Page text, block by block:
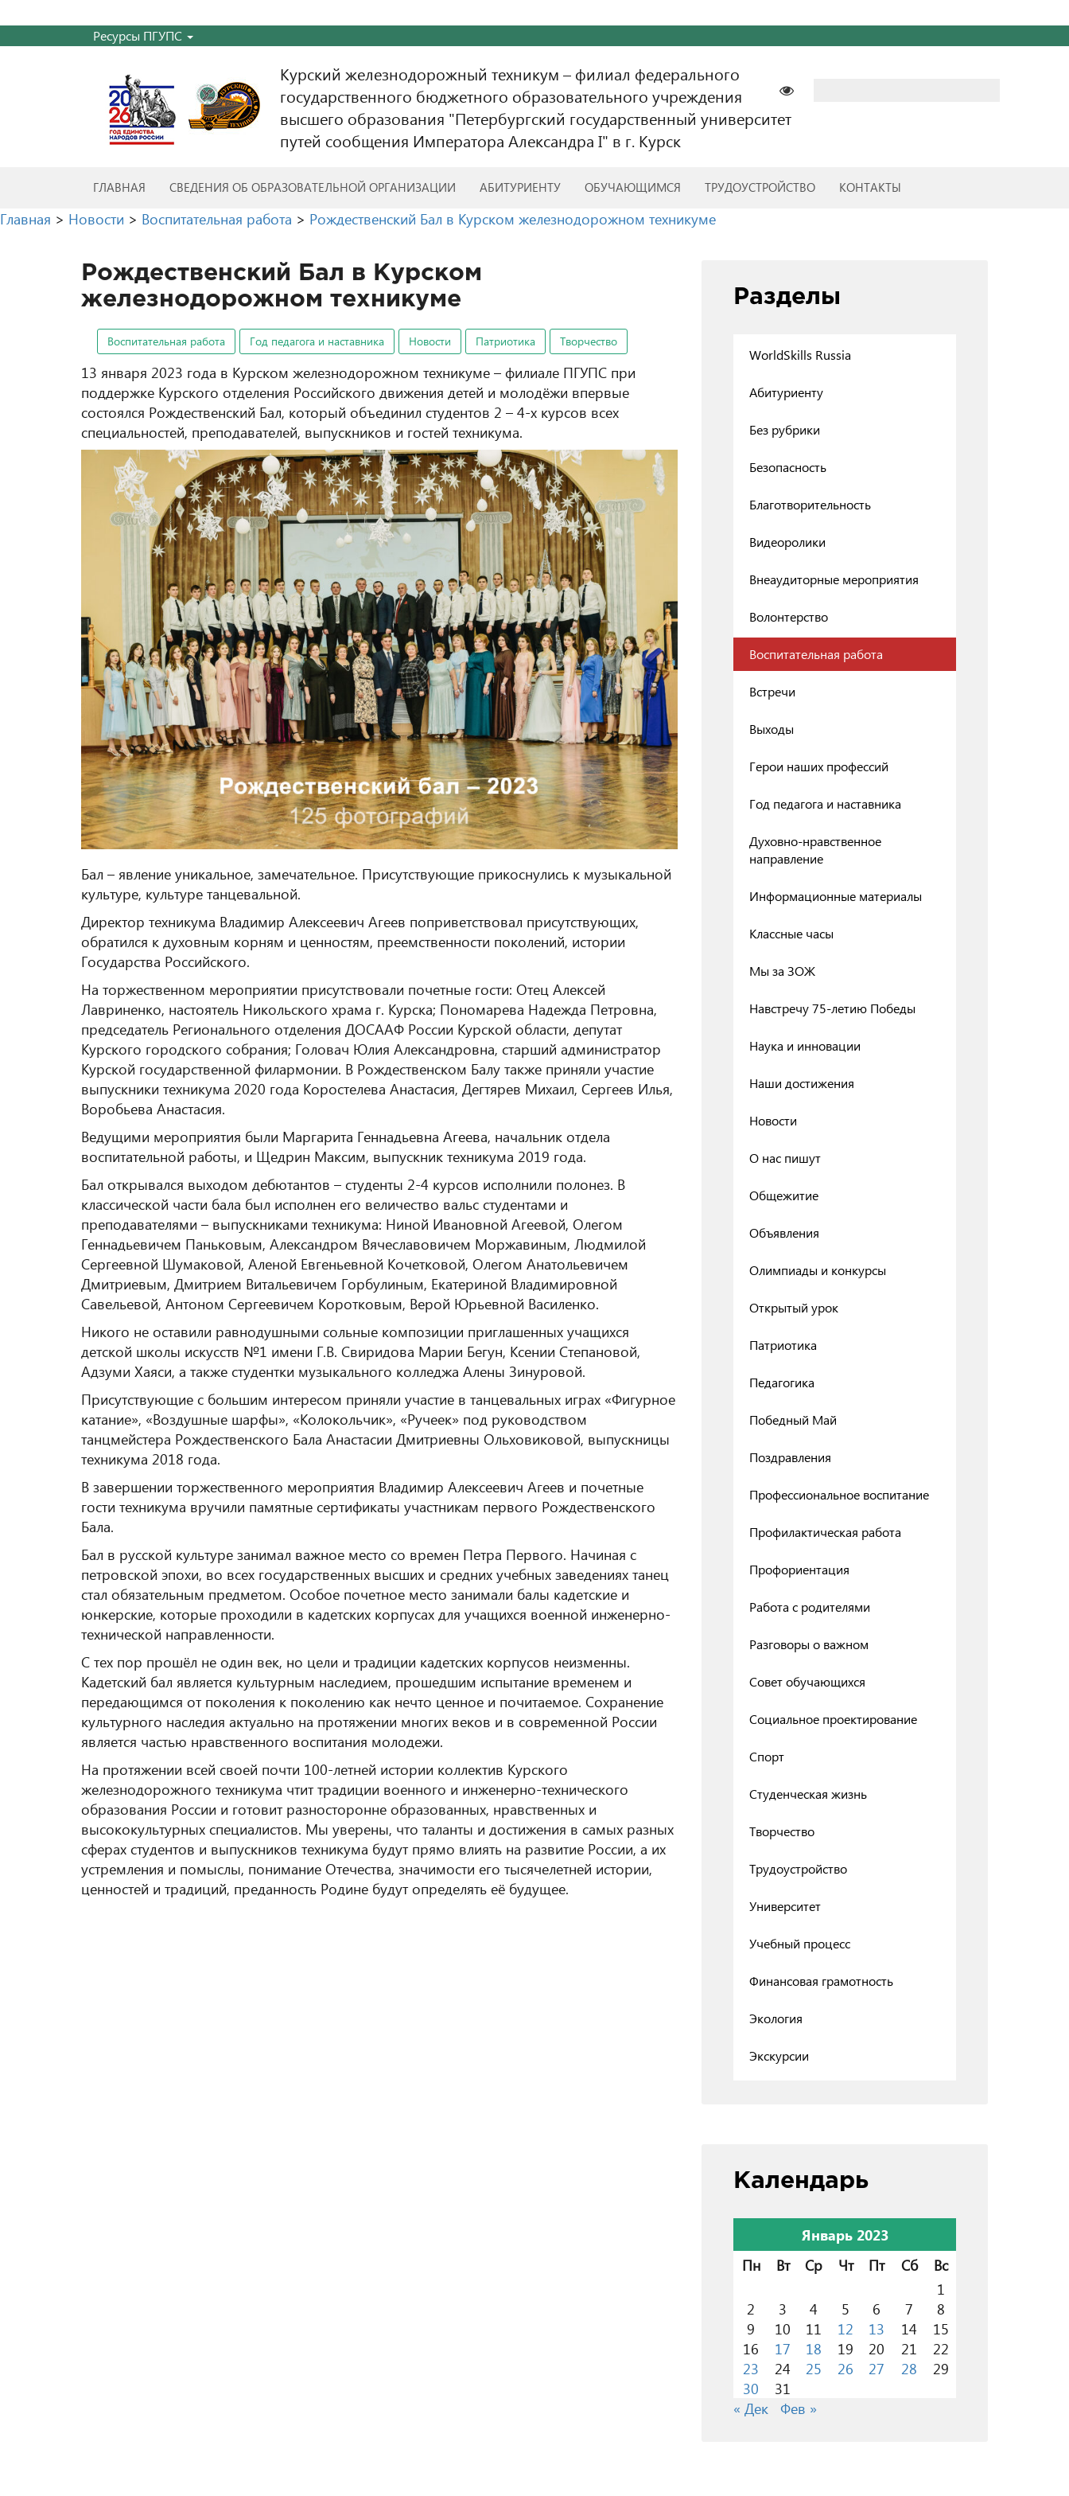
Ресурсы ПГУПС
Курский железнодорожный техникум – филиал федерального
государственного бюджетного образовательного учреждения
высшего образования "Петербургский государственный университет
путей сообщения Императора Александра I" в г. Курск
ГЛАВНАЯ СВЕДЕНИЯ ОБ ОБРАЗОВАТЕЛЬНОЙ ОРГАНИЗАЦИИ АБИТУРИЕНТУ ОБУЧАЮЩИМСЯ ТРУДОУСТРОЙСТВО КОНТАКТЫ
Главная > Новости > Воспитательная работа > Рождественский Бал в Курском железнодорожном техникуме
Рождественский Бал в Курском
железнодорожном техникуме
Воспитательная работа Год педагога и наставника Новости Патриотика Творчество
13 января 2023 года в Курском железнодорожном техникуме – филиале ПГУПС при
поддержке Курского отделения Российского движения детей и молодёжи впервые
состоялся Рождественский Бал, который объединил студентов 2 – 4-х курсов всех
специальностей, преподавателей, выпускников и гостей техникума.
Бал – явление уникальное, замечательное. Присутствующие прикоснулись к музыкальной
культуре, культуре танцевальной.
Директор техникума Владимир Алексеевич Агеев поприветствовал присутствующих,
обратился к духовным корням и ценностям, преемственности поколений, истории
Государства Российского.
На торжественном мероприятии присутствовали почетные гости: Отец Алексей
Лавриненко, настоятель Никольского храма г. Курска; Пономарева Надежда Петровна,
председатель Регионального отделения ДОСААФ России Курской области, депутат
Курского городского собрания; Головач Юлия Александровна, старший администратор
Курской государственной филармонии. В Рождественском Балу также приняли участие
выпускники техникума 2020 года Коростелева Анастасия, Дегтярев Михаил, Сергеев Илья,
Воробьева Анастасия.
Ведущими мероприятия были Маргарита Геннадьевна Агеева, начальник отдела
воспитательной работы, и Щедрин Максим, выпускник техникума 2019 года.
Бал открывался выходом дебютантов – студенты 2-4 курсов исполнили полонез. В
классической части бала был исполнен его величество вальс студентами и
преподавателями – выпускниками техникума: Ниной Ивановной Агеевой, Олегом
Геннадьевичем Паньковым, Александром Вячеславовичем Моржавиным, Людмилой
Сергеевной Шумаковой, Аленой Евгеньевной Кочетковой, Олегом Анатольевичем
Дмитриевым, Дмитрием Витальевичем Горбулиным, Екатериной Владимировной
Савельевой, Антоном Сергеевичем Коротковым, Верой Юрьевной Василенко.
Никого не оставили равнодушными сольные композиции приглашенных учащихся
детской школы искусств №1 имени Г.В. Свиридова Марии Бегун, Ксении Степановой,
Адзуми Хаяси, а также студентки музыкального колледжа Алены Зинуровой.
Присутствующие с большим интересом приняли участие в танцевальных играх «Фигурное
катание», «Воздушные шарфы», «Колокольчик», «Ручеек» под руководством
танцмейстера Рождественского Бала Анастасии Дмитриевны Ольховиковой, выпускницы
техникума 2018 года.
В завершении торжественного мероприятия Владимир Алексеевич Агеев и почетные
гости техникума вручили памятные сертификаты участникам первого Рождественского
Бала.
Бал в русской культуре занимал важное место со времен Петра Первого. Начиная с
петровской эпохи, во всех государственных высших и средних учебных заведениях танец
стал обязательным предметом. Особое почетное место занимали балы кадетские и
юнкерские, которые проходили в кадетских корпусах для учащихся военной инженерно-
технической направленности.
С тех пор прошёл не один век, но цели и традиции кадетских корпусов неизменны.
Кадетский бал является культурным наследием, прошедшим испытание временем и
передающимся от поколения к поколению как нечто ценное и почитаемое. Сохранение
культурного наследия актуально на протяжении многих веков и в современной России
является частью нравственного воспитания молодежи.
На протяжении всей своей почти 100-летней истории коллектив Курского
железнодорожного техникума чтит традиции военного и инженерно-технического
образования России и готовит разносторонне образованных, нравственных и
высококультурных специалистов. Мы уверены, что таланты и достижения в самых разных
сферах студентов и выпускников техникума будут прямо влиять на развитие России, а их
устремления и помыслы, понимание Отечества, значимости его тысячелетней истории,
ценностей и традиций, преданность Родине будут определять её будущее.
Разделы
WorldSkills Russia
Абитуриенту
Без рубрики
Безопасность
Благотворительность
Видеоролики
Внеаудиторные мероприятия
Волонтерство
Воспитательная работа
Встречи
Выходы
Герои наших профессий
Год педагога и наставника
Духовно-нравственное
направление
Информационные материалы
Классные часы
Мы за ЗОЖ
Навстречу 75-летию Победы
Наука и инновации
Наши достижения
Новости
О нас пишут
Общежитие
Объявления
Олимпиады и конкурсы
Открытый урок
Патриотика
Педагогика
Победный Май
Поздравления
Профессиональное воспитание
Профилактическая работа
Профориентация
Работа с родителями
Разговоры о важном
Совет обучающихся
Социальное проектирование
Спорт
Студенческая жизнь
Творчество
Трудоустройство
Университет
Учебный процесс
Финансовая грамотность
Экология
Экскурсии
Календарь
Январь 2023
Пн
Вт Ср Чт Пт Сб
Вс
1
2
3 4 5 6 7
8
9
10 11 12 13 14
15
16
17 18 19 20 21
22
23
24 25 26 27 28
29
30
31
« Дек Фев »